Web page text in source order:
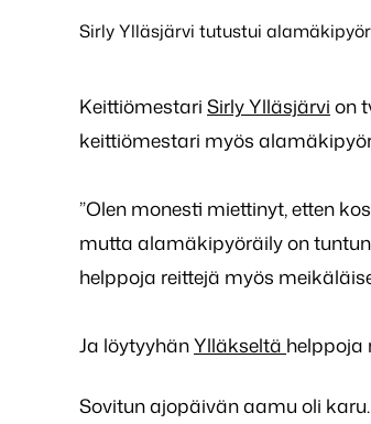
Sirly Ylläsjärvi tutustui
Keittiömestari Sirly Ylläsjärvi on
keittiömestari myös
”Olen monesti miettinyt, etten
mutta alamäkipyöräily on
helppoja reittejä myös
Ja löytyyhänYlläkseltä helppoja
Sovitun ajopäivän aamu oli